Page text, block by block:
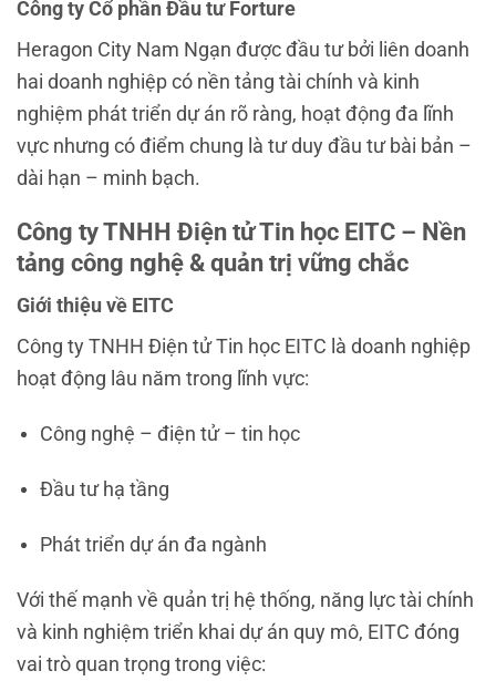
Công ty Cổ phần Đầu tư Forture
Heragon City Nam Ngạn được đầu tư bởi liên doanh
hai doanh nghiệp có nền tảng tài chính và kinh
nghiệm phát triển dự án rõ ràng, hoạt động đa lĩnh
vực nhưng có điểm chung là tư duy đầu tư bài bản –
dài hạn – minh bạch.
Công ty TNHH Điện tử Tin học EITC – Nền
tảng công nghệ & quản trị vững chắc
Giới thiệu về EITC
Công ty TNHH Điện tử Tin học EITC là doanh nghiệp
hoạt động lâu năm trong lĩnh vực:
Công nghệ – điện tử – tin học
Đầu tư hạ tầng
Phát triển dự án đa ngành
Với thế mạnh về quản trị hệ thống, năng lực tài chính
và kinh nghiệm triển khai dự án quy mô, EITC đóng
vai trò quan trọng trong việc: